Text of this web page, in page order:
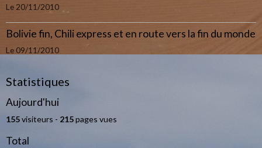
Le 20/11/2010
Bolivie fin, Chili express et en route vers la fin du monde
Le 09/11/2010
Statistiques
Aujourd'hui
155visiteurs - 215pages vues
Total